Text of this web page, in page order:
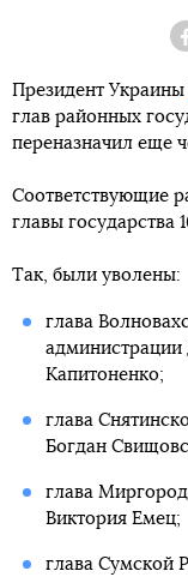
Президент Украины
глав районных
переназначил еще
Соответствующие
главы государства
Так, были уволены:
глава
администрации
Капитоненко;
глава
Богдан
глава
Виктория Емец;
глава Сумской